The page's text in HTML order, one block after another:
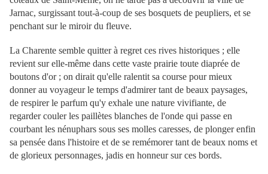
Jarnac, surgissant tout-à-coup de ses bosquets de peupliers, et se
penchant sur le miroir du fleuve.
La Charente semble quitter à regret ces rives historiques ; elle
revient sur elle-même dans cette vaste prairie toute diaprée de
boutons d'or ; on dirait qu'elle ralentit sa course pour mieux
donner au voyageur le temps d'admirer tant de beaux paysages,
de respirer le parfum qu'y exhale une nature vivifiante, de
regarder couler les paillètes blanches de l'onde qui passe en
courbant les nénuphars sous ses molles caresses, de plonger enfin
sa pensée dans l'histoire et de se remémorer tant de beaux noms et
de glorieux personnages, jadis en honneur sur ces bords.